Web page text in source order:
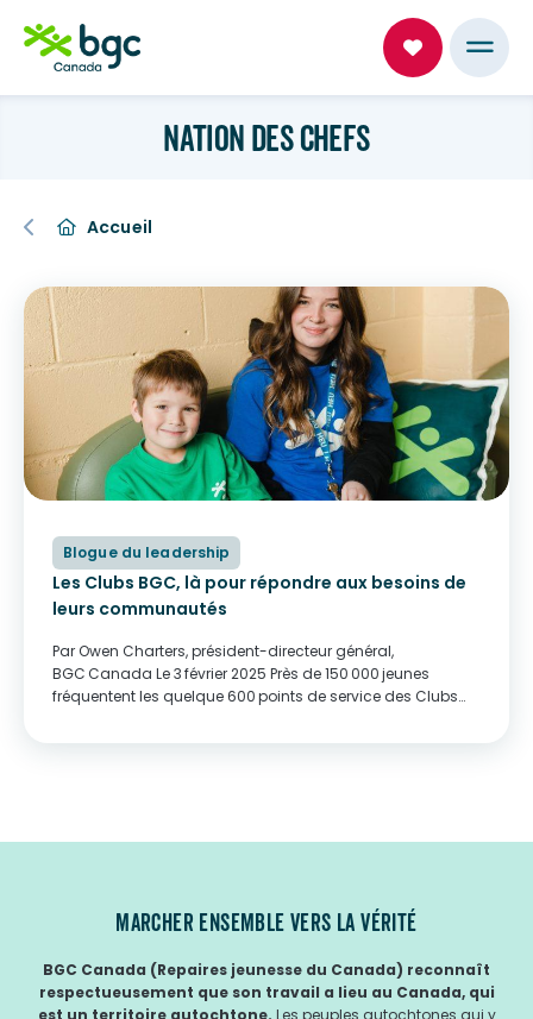
NATION DES CHEFS
Accueil
Blogue du leadership
Les Clubs BGC, là pour répondre aux besoins de
leurs communautés
Par Owen Charters, président-directeur général,
BGC Canada Le 3 février 2025 Près de 150 000 jeunes
fréquentent les quelque 600 points de service des Clubs
MARCHER ENSEMBLE VERS LA VÉRITÉ
BGC Canada (Repaires jeunesse du Canada) reconnaît
respectueusement que son travail a lieu au Canada, qui
est un territoire autochtone. Les peuples autochtones qui y